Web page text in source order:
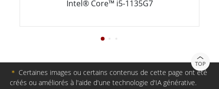
Intel® Core™ i5-1135G7
TOP
＊ Certaines images ou certains contenus de cette page ont été
créés ou améliorés à l'aide d'une technologie d'IA générative.